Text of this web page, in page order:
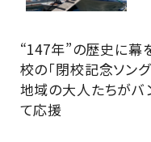
“147年”の歴史に幕
校の「閉校記念ソン
地域の大人たちがバ
て応援